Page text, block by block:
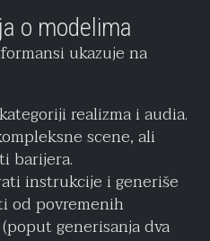
o modelima
ukazuje na
realizma i audia.
scene, ali
barijera.
instrukcije i generiše
od povremenih
generisanja dva